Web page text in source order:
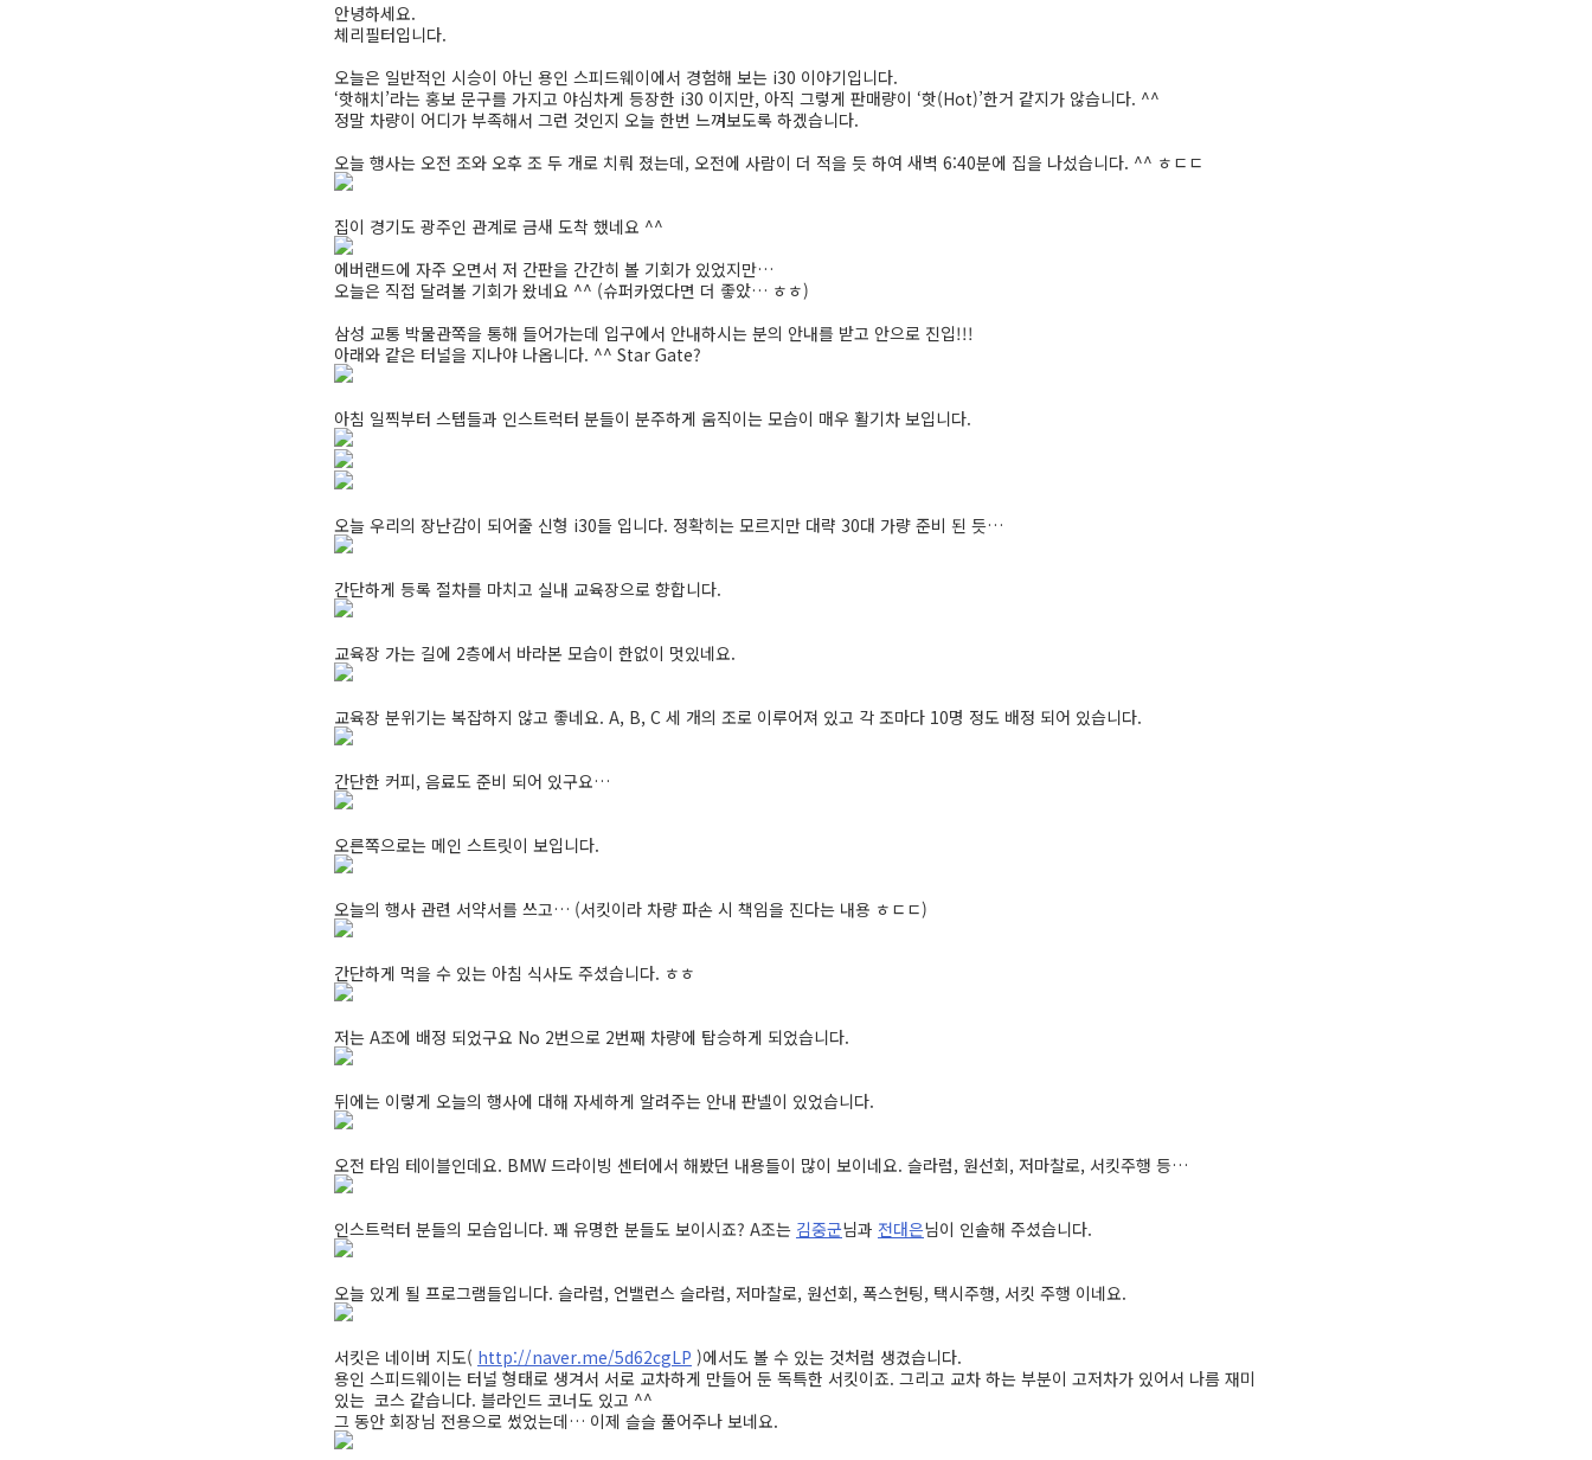
안녕하세요.
체리필터입니다.
오늘은 일반적인 시승이 아닌 용인 스피드웨이에서 경험해 보는 i30 이야기입니다.
‘핫해치’라는 홍보 문구를 가지고 야심차게 등장한 i30 이지만, 아직 그렇게 판매량이 ‘핫(Hot)’한거 같지가 않습니다. ^^
정말 차량이 어디가 부족해서 그런 것인지 오늘 한번 느껴보도록 하겠습니다.
오늘 행사는 오전 조와 오후 조 두 개로 치뤄 졌는데, 오전에 사람이 더 적을 듯 하여 새벽 6:40분에 집을 나섰습니다. ^^ ㅎㄷㄷ
집이 경기도 광주인 관계로 금새 도착 했네요 ^^
에버랜드에 자주 오면서 저 간판을 간간히 볼 기회가 있었지만…
오늘은 직접 달려볼 기회가 왔네요 ^^ (슈퍼카였다면 더 좋았… ㅎㅎ)
삼성 교통 박물관쪽을 통해 들어가는데 입구에서 안내하시는 분의 안내를 받고 안으로 진입!!!
아래와 같은 터널을 지나야 나옵니다. ^^ Star Gate?
아침 일찍부터 스텝들과 인스트럭터 분들이 분주하게 움직이는 모습이 매우 활기차 보입니다.
오늘 우리의 장난감이 되어줄 신형 i30들 입니다. 정확히는 모르지만 대략 30대 가량 준비 된 듯…
간단하게 등록 절차를 마치고 실내 교육장으로 향합니다.
교육장 가는 길에 2층에서 바라본 모습이 한없이 멋있네요.
교육장 분위기는 복잡하지 않고 좋네요. A, B, C 세 개의 조로 이루어져 있고 각 조마다 10명 정도 배정 되어 있습니다.
간단한 커피, 음료도 준비 되어 있구요…
오른쪽으로는 메인 스트릿이 보입니다.
오늘의 행사 관련 서약서를 쓰고… (서킷이라 차량 파손 시 책임을 진다는 내용 ㅎㄷㄷ)
간단하게 먹을 수 있는 아침 식사도 주셨습니다. ㅎㅎ
저는 A조에 배정 되었구요 No 2번으로 2번째 차량에 탑승하게 되었습니다.
뒤에는 이렇게 오늘의 행사에 대해 자세하게 알려주는 안내 판넬이 있었습니다.
오전 타임 테이블인데요. BMW 드라이빙 센터에서 해봤던 내용들이 많이 보이네요. 슬라럼, 원선회, 저마찰로, 서킷주행 등…
인스트럭터 분들의 모습입니다. 꽤 유명한 분들도 보이시죠? A조는 김중군님과 전대은님이 인솔해 주셨습니다.
오늘 있게 될 프로그램들입니다. 슬라럼, 언밸런스 슬라럼, 저마찰로, 원선회, 폭스헌팅, 택시주행, 서킷 주행 이네요.
서킷은 네이버 지도( http://naver.me/5d62cgLP )에서도 볼 수 있는 것처럼 생겼습니다.
용인 스피드웨이는 터널 형태로 생겨서 서로 교차하게 만들어 둔 독특한 서킷이죠. 그리고 교차 하는 부분이 고저차가 있어서 나름 재미
있는 코스 같습니다. 블라인드 코너도 있고 ^^
그 동안 회장님 전용으로 썼었는데… 이제 슬슬 풀어주나 보네요.